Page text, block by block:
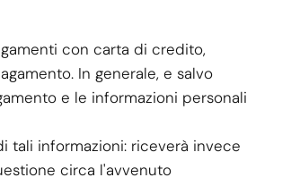
con carta di credito,
In generale, e salvo
e le informazioni personali
tali informazioni: riceverà invece
circa l'avvenuto